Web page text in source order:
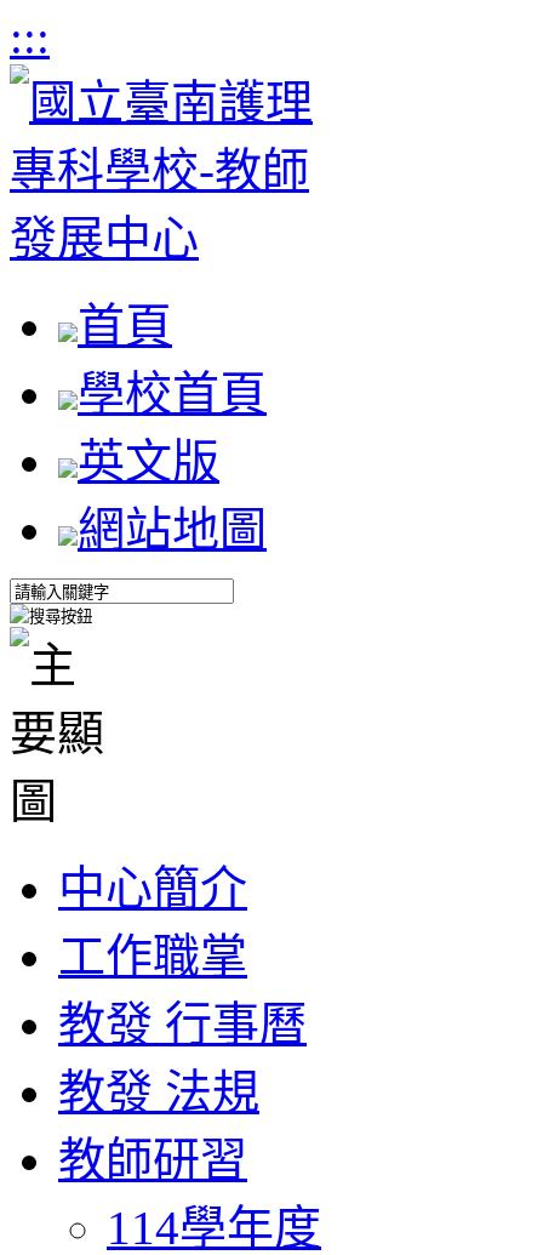
:::
首頁
學校首頁
英文版
網站地圖
中心簡介
工作職掌
教發 行事曆
教發 法規
教師研習
114學年度